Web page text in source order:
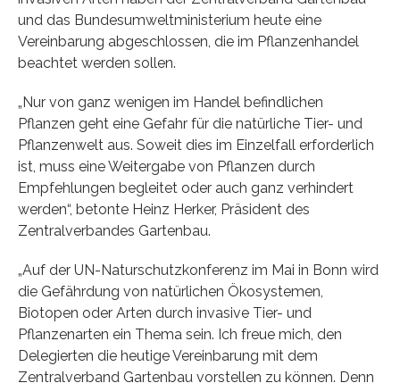
und das Bundesumweltministerium heute eine
Vereinbarung abgeschlossen, die im Pflanzenhandel
beachtet werden sollen.
„Nur von ganz wenigen im Handel befindlichen
Pflanzen geht eine Gefahr für die natürliche Tier- und
Pflanzenwelt aus. Soweit dies im Einzelfall erforderlich
ist, muss eine Weitergabe von Pflanzen durch
Empfehlungen begleitet oder auch ganz verhindert
werden“, betonte Heinz Herker, Präsident des
Zentralverbandes Gartenbau.
„Auf der UN-Naturschutzkonferenz im Mai in Bonn wird
die Gefährdung von natürlichen Ökosystemen,
Biotopen oder Arten durch invasive Tier- und
Pflanzenarten ein Thema sein. Ich freue mich, den
Delegierten die heutige Vereinbarung mit dem
Zentralverband Gartenbau vorstellen zu können. Denn